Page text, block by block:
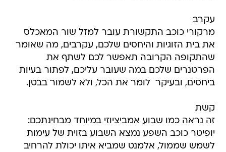
עקרב
מרקורי כוכב התקשורת עובר למזל שור המאכלס
את בית הזוגיות והיחסים שלכם, עקרבים, מה שאומר
שהתקופה הקרובה תאפשר לכם לשתף את
הפרטנרים שלכם במה שעובר עליכם, לפתור בעיות
ביחסים, ובעיקר  לומר את הכל, ולא לשמור בבטן.
קשת
זה נראה כמו שבוע אמביציוזי במיוחד מבחינתכם:
יופיטר כוכב השפע נמצא השבוע בזוית של עימות
לשמש שממול, אלמנט שמביא איתו יכולת להרחיב